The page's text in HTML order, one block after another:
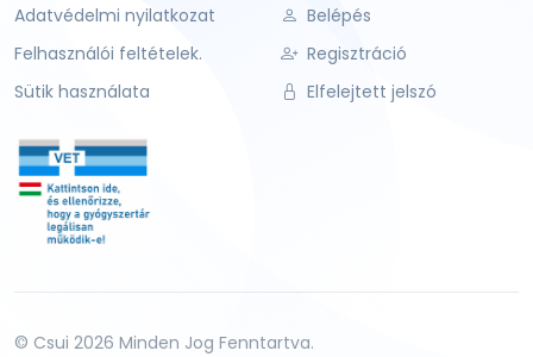
Adatvédelmi nyilatkozat
Felhasználói feltételek.
Sütik használata
Belépés
Regisztráció
Elfelejtett jelszó
© Csui 2026 Minden Jog Fenntartva.